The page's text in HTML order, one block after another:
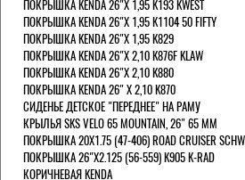
ПОКРЫШКА KENDA 26"Х 1,95 K193 KWEST
ПОКРЫШКА KENDA 26"Х 1,95 K1104 50 FIFTY
ПОКРЫШКА KENDA 26"Х 1,95 K829
ПОКРЫШКА KENDA 26"Х 2,10 K876F KLAW
ПОКРЫШКА KENDA 26"Х 2,10 K880
ПОКРЫШКА KENDA 26" Х 2,10 K870
СИДЕНЬЕ ДЕТСКОЕ "ПЕРЕДНЕЕ" НА РАМУ
КРЫЛЬЯ SKS VELO 65 MOUNTAIN, 26" 65 ММ
ПОКРЫШКА 20X1.75 (47-406) ROAD CRUISER
ПОКРЫШКА 26"Х2.125 (56-559) K905 K-RAD
КОРИЧНЕВАЯ KENDA